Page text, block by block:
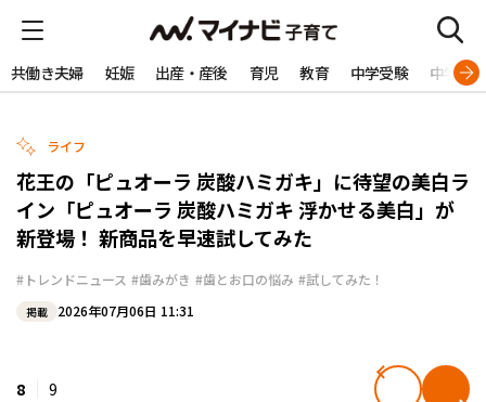
共働き夫婦 妊娠 出産・産後 育児 教育 中学受験 中学生
ライフ
花王の「ピュオーラ 炭酸ハミガキ」に待望の美白ラ
イン「ピュオーラ 炭酸ハミガキ 浮かせる美白」が
新登場！ 新商品を早速試してみた
#トレンドニュース #歯みがき #歯とお口の悩み #試してみた！
掲載 2026年07月06日 11:31
8 9